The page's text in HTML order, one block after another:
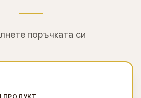
поръчката си
ПРОДУКТ